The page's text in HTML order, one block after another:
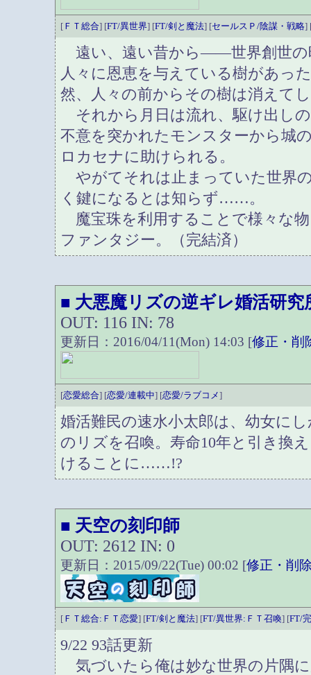
[ ＦＴ総合] [FT/異世界] [FT/剣と魔法] [セールスＰ/陰謀・戦略]
遠い、遠い昔から――世界創世の
人々に恩恵を与えている樹があっ
然、人々の前からその樹は消えて
それから月日は流れ、駆け出し
不意を突かれたモンスターから城
ロカセナに助けられる。
やがてそれは止まっていた世界
く鍵になるとは知らず……。
魔宝珠を利用することで様々な
ファンタジー。（完結済）
■ 大悪魔リズの逆ギレ婚活研究
OUT: 116 IN: 78
更新日：2016/04/11(Mon) 14:03 [修正・削
[恋愛総合] [恋愛/連載中] [恋愛/ラブコメ]
婚活難民の速水小太郎は、幼女に
のリズを召喚。寿命10年と引き換
けることに……!?
■ 天空の刻印師
OUT: 2612 IN: 0
更新日：2015/09/22(Tue) 00:02 [修正・削
[ ＦＴ総合:ＦＴ恋愛] [FT/剣と魔法] [FT/異世界:ＦＴ召喚] [FT/
9/22 93話更新
気づいたら俺は妙な世界の片隅